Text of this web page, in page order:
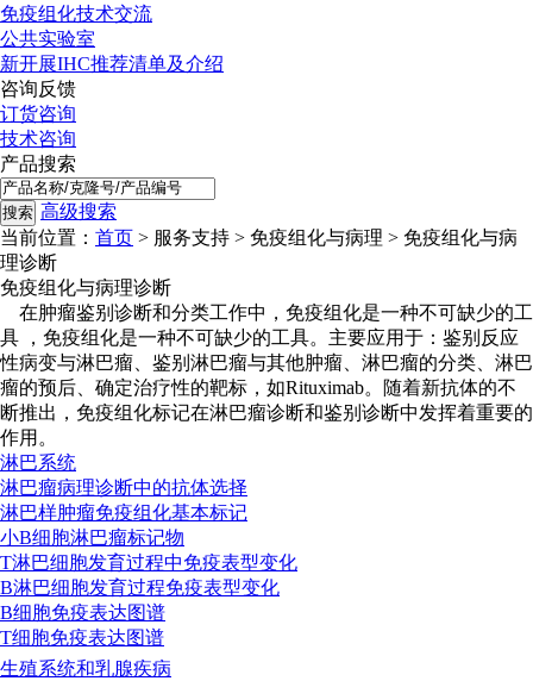
免疫组化技术交流
公共实验室
新开展IHC推荐清单及介绍
咨询反馈
订货咨询
技术咨询
产品搜索
高级搜索
当前位置： 首页 > 服务支持 > 免疫组化与病理 > 免疫组化与病
理诊断
免疫组化与病理诊断
在肿瘤鉴别诊断和分类工作中，免疫组化是一种不可缺少的工
具 ，免疫组化是一种不可缺少的工具。主要应用于：鉴别反应
性病变与淋巴瘤、鉴别淋巴瘤与其他肿瘤、淋巴瘤的分类、淋巴
瘤的预后、确定治疗性的靶标，如Rituximab。随着新抗体的不
断推出，免疫组化标记在淋巴瘤诊断和鉴别诊断中发挥着重要的
作用。
淋巴系统
淋巴瘤病理诊断中的抗体选择
淋巴样肿瘤免疫组化基本标记
小B细胞淋巴瘤标记物
T淋巴细胞发育过程中免疫表型变化
B淋巴细胞发育过程免疫表型变化
B细胞免疫表达图谱
T细胞免疫表达图谱
生殖系统和乳腺疾病